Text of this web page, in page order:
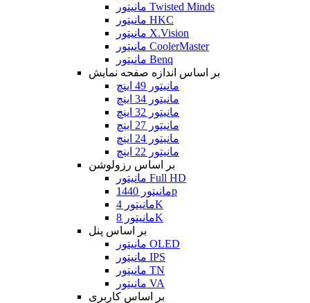
مانیتور Twisted Minds
مانیتور HKC
مانیتور X.Vision
مانیتور CoolerMaster
مانیتور Benq
بر اساس اندازه صفحه نمایش
مانیتور 49 اینچ
مانیتور 34 اینچ
مانیتور 32 اینچ
مانیتور 27 اینچ
مانیتور 24 اینچ
مانیتور 22 اینچ
بر اساس رزولوشن
مانیتور Full HD
مانیتور 1440p
مانیتور 4K
مانیتور 8K
بر اساس پنل
مانیتور OLED
مانیتور IPS
مانیتور TN
مانیتور VA
بر اساس کاربری